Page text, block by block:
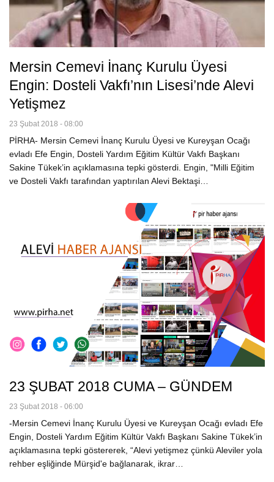
Mersin Cemevi İnanç Kurulu Üyesi
Engin: Dosteli Vakfı’nın Lisesi’nde Alevi
Yetişmez
23 Şubat 2018 - 08:00
PİRHA- Mersin Cemevi İnanç Kurulu Üyesi ve Kureyşan Ocağı
evladı Efe Engin, Dosteli Yardım Eğitim Kültür Vakfı Başkanı
Sakine Tükek’in açıklamasına tepki gösterdi. Engin, "Milli Eğitim
ve Dosteli Vakfı tarafından yaptırılan Alevi Bektaşi…
23 ŞUBAT 2018 CUMA – GÜNDEM
23 Şubat 2018 - 06:00
-Mersin Cemevi İnanç Kurulu Üyesi ve Kureyşan Ocağı evladı Efe
Engin, Dosteli Yardım Eğitim Kültür Vakfı Başkanı Sakine Tükek’in
açıklamasına tepki göstererek, “Alevi yetişmez çünkü Aleviler yola
rehber eşliğinde Mürşid'e bağlanarak, ikrar…